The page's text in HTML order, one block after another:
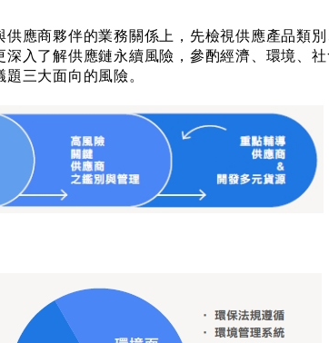
應商夥伴的業務關係上，先檢視供應產品類
入了解供應鏈永續風險，參酌經濟、環境、
三大面向的風險。